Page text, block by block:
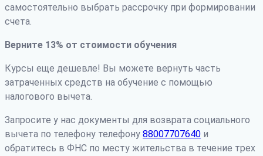
самостоятельно выбрать рассрочку при формировании
счета.
Верните 13% от стоимости обучения
Курсы еще дешевле! Вы можете вернуть часть
затраченных средств на обучение с помощью
налогового вычета.
Запросите у нас документы для возврата социального
вычета по телефону телефону 88007707640 и
обратитесь в ФНС по месту жительства в течение трех